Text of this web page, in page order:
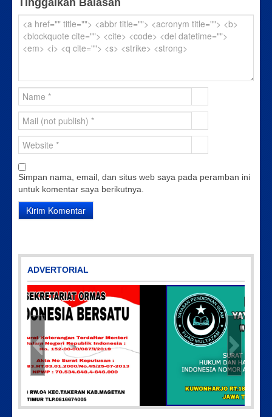
Tinggalkan Balasan
Simpan nama, email, dan situs web saya pada peramban ini
untuk komentar saya berikutnya.
ADVERTORIAL
Picsart_23-04-10_00-36-15-
55-35-604